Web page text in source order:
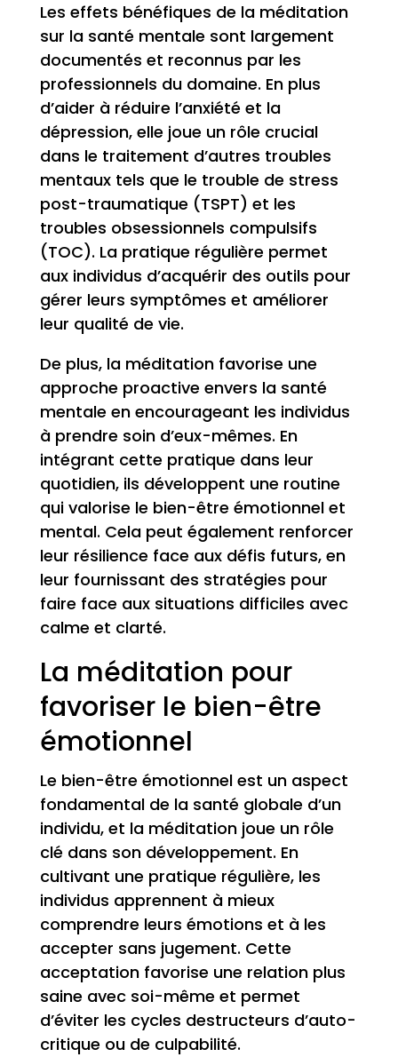
Les effets bénéfiques de la méditation
sur la santé mentale sont largement
documentés et reconnus par les
professionnels du domaine. En plus
d’aider à réduire l’anxiété et la
dépression, elle joue un rôle crucial
dans le traitement d’autres troubles
mentaux tels que le trouble de stress
post-traumatique (TSPT) et les
troubles obsessionnels compulsifs
(TOC). La pratique régulière permet
aux individus d’acquérir des outils pour
gérer leurs symptômes et améliorer
leur qualité de vie.
De plus, la méditation favorise une
approche proactive envers la santé
mentale en encourageant les individus
à prendre soin d’eux-mêmes. En
intégrant cette pratique dans leur
quotidien, ils développent une routine
qui valorise le bien-être émotionnel et
mental. Cela peut également renforcer
leur résilience face aux défis futurs, en
leur fournissant des stratégies pour
faire face aux situations difficiles avec
calme et clarté.
La méditation pour
favoriser le bien-être
émotionnel
Le bien-être émotionnel est un aspect
fondamental de la santé globale d’un
individu, et la méditation joue un rôle
clé dans son développement. En
cultivant une pratique régulière, les
individus apprennent à mieux
comprendre leurs émotions et à les
accepter sans jugement. Cette
acceptation favorise une relation plus
saine avec soi-même et permet
d’éviter les cycles destructeurs d’auto-
critique ou de culpabilité.